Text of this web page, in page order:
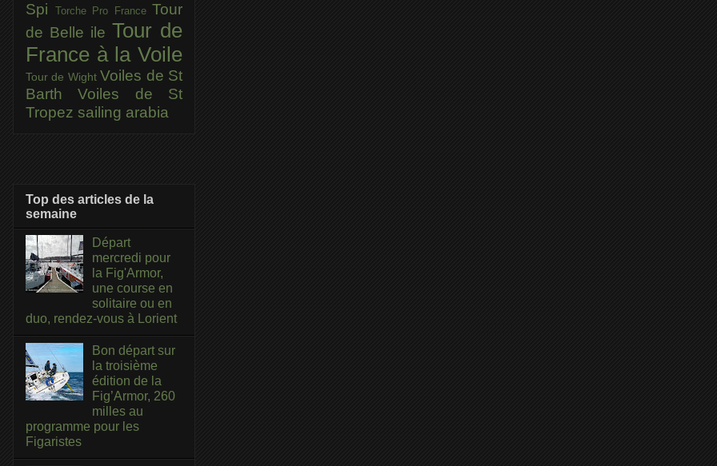
Spi Torche Pro France Tour
de Belle ile Tour de
France à la Voile
Tour de Wight Voiles de St
BarthVoiles de St
Tropez sailing arabia
Top des articles de la
semaine
Départ
mercredi pour
la Fig'Armor,
une course en
solitaire ou en
duo, rendez-vous à Lorient
Bon départ sur
la troisième
édition de la
Fig’Armor, 260
milles au
programme pour les
Figaristes